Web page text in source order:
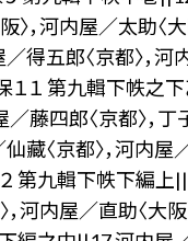
〉，河内屋／太助〈
得五郎〈京都〉，
保１１ 第九輯下帙
／藤四郎〈京都〉，
藏〈京都〉，河内屋
２ 第九輯下帙下編
，河内屋／直助〈大